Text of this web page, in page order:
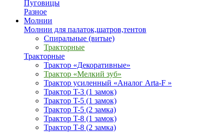
Пуговицы
Разное
Молнии
Молнии для палаток,шатров,тентов
Спиральные (витые)
Тракторные
Тракторные
Трактор «Декоративные»
Трактор «Мелкий зуб»
Трактор усиленный «Аналог Arta-F »
Трактор T-3 (1 замок)
Трактор T-5 (1 замок)
Трактор T-5 (2 замка)
Трактор T-8 (1 замок)
Трактор T-8 (2 замка)